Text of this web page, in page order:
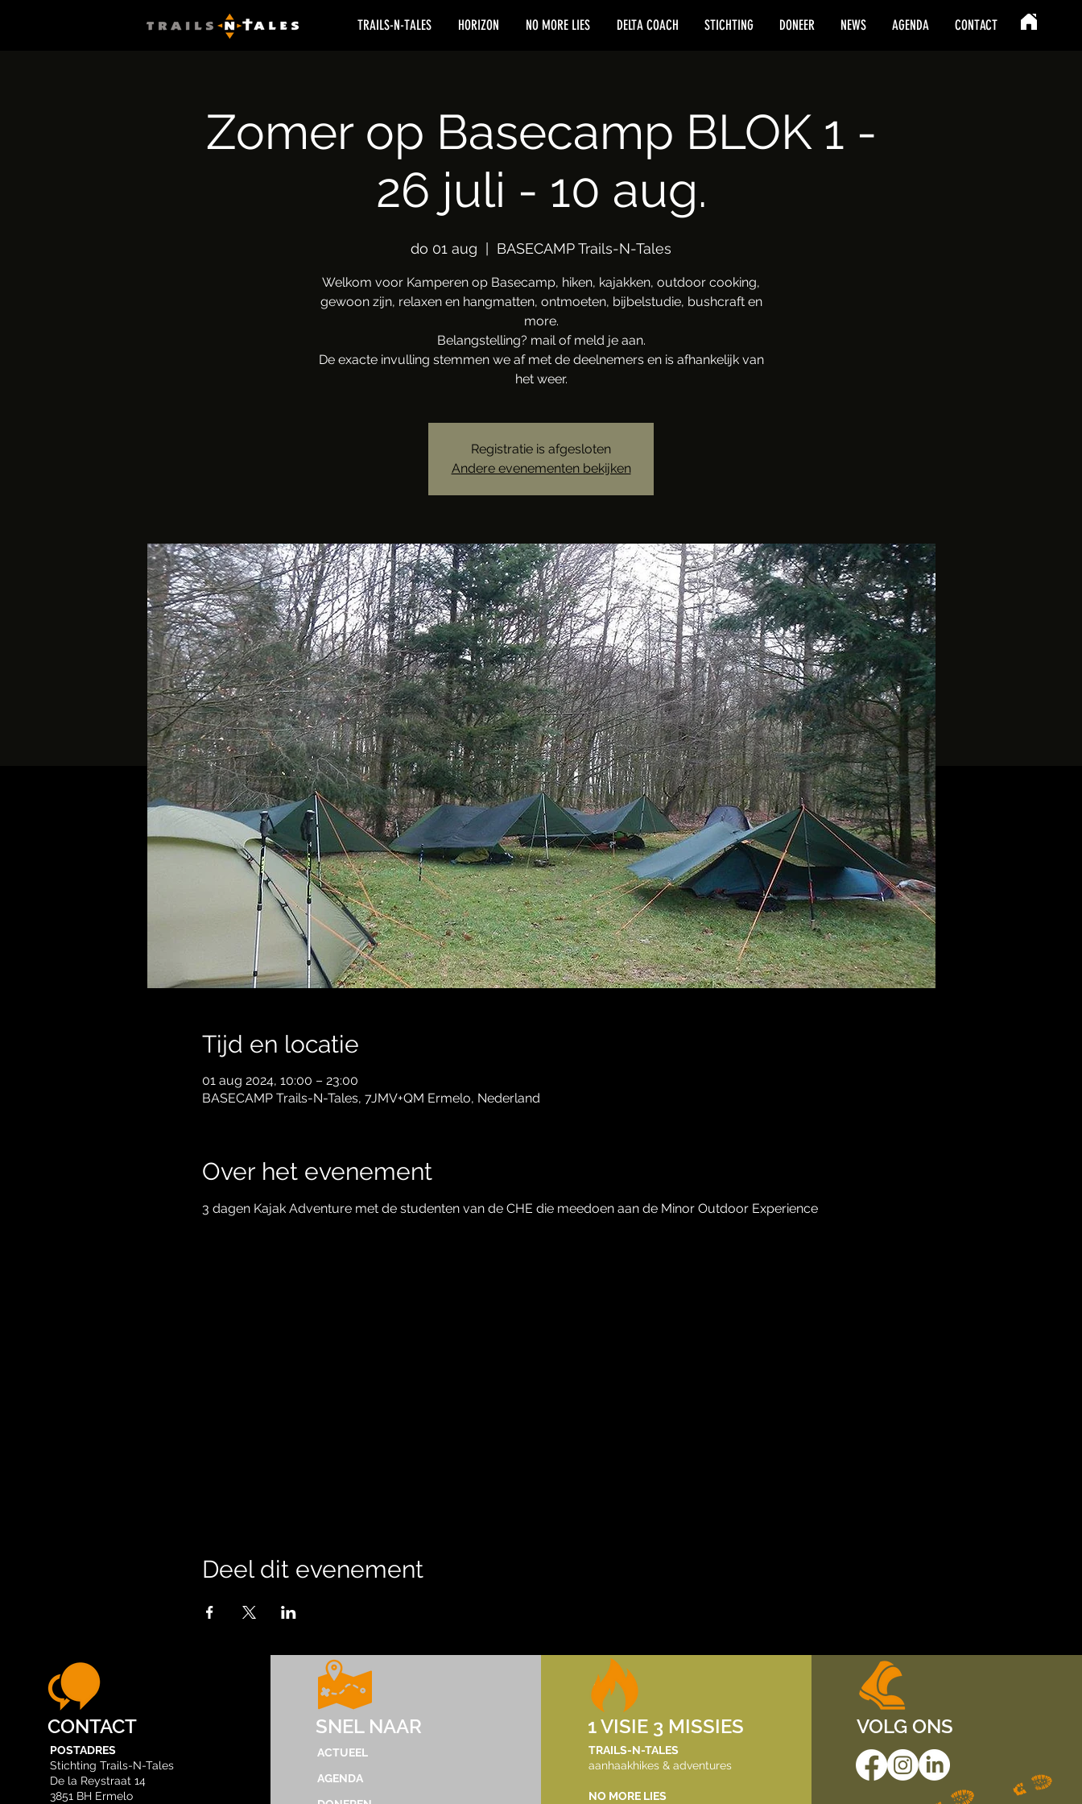
TRAILS-N-TALES HORIZON NO MORE LIES DELTA COACH STICHTING DONEER NEWS AGENDA CONTACT
Zomer op Basecamp BLOK 1 -
26 juli - 10 aug.
do 01 aug BASECAMP Trails-N-Tales
Welkom voor Kamperen op Basecamp, hiken, kajakken, outdoor cooking,
gewoon zijn, relaxen en hangmatten, ontmoeten, bijbelstudie, bushcraft en
more.
Belangstelling? mail of meld je aan.
De exacte invulling stemmen we af met de deelnemers en is afhankelijk van
het weer.
Registratie is afgesloten
Andere evenementen bekijken
Tijd en locatie
01 aug 2024, 10:00 – 23:00
BASECAMP Trails-N-Tales, 7JMV+QM Ermelo, Nederland
Over het evenement
3 dagen Kajak Adventure met de studenten van de CHE die meedoen aan de Minor Outdoor Experience
Deel dit evenement
tdekker.dec@gmail.com
©2023 by TrailsNTales. Met trots gemaakt met
CONTACT
POSTADRES
Stichting Trails-N-Tales
De la Reystraat 14
3851 BH Ermelo
SNEL NAAR
ACTUEEL
AGENDA
1 VISIE 3 MISSIES
TRAILS-N-TALES
aanhaakhikes & adventures
NO MORE LIES
VOLG ONS